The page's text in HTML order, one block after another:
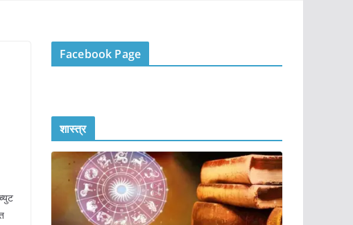
Facebook Page
शास्त्र